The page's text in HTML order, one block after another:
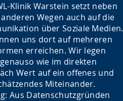
Klinik Warstein setzt neben
Wegen auch auf die
über Soziale Medien.
uns dort auf mehreren
erreichen. Wir legen
wie im direkten
Wert auf ein offenes und
Miteinander.
Aus Datenschutzgründen